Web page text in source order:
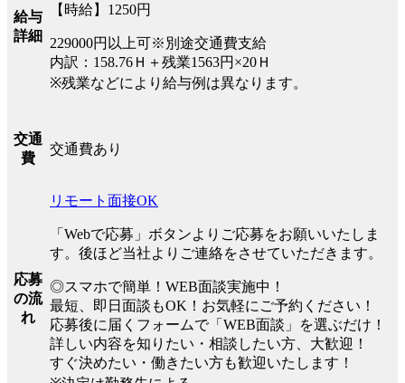
給与
詳細
【時給】1250円
229000円以上可※別途交通費支給
内訳：158.76Ｈ＋残業1563円×20Ｈ
※残業などにより給与例は異なります。
交通
費
交通費あり
応募
の流
れ
リモート面接OK
「Webで応募」ボタンよりご応募をお願いいたしま
す。後ほど当社よりご連絡をさせていただきます。
◎スマホで簡単！WEB面談実施中！
最短、即日面談もOK！お気軽にご予約ください！
応募後に届くフォームで「WEB面談」を選ぶだけ！
詳しい内容を知りたい・相談したい方、大歓迎！
すぐ決めたい・働きたい方も歓迎いたします！